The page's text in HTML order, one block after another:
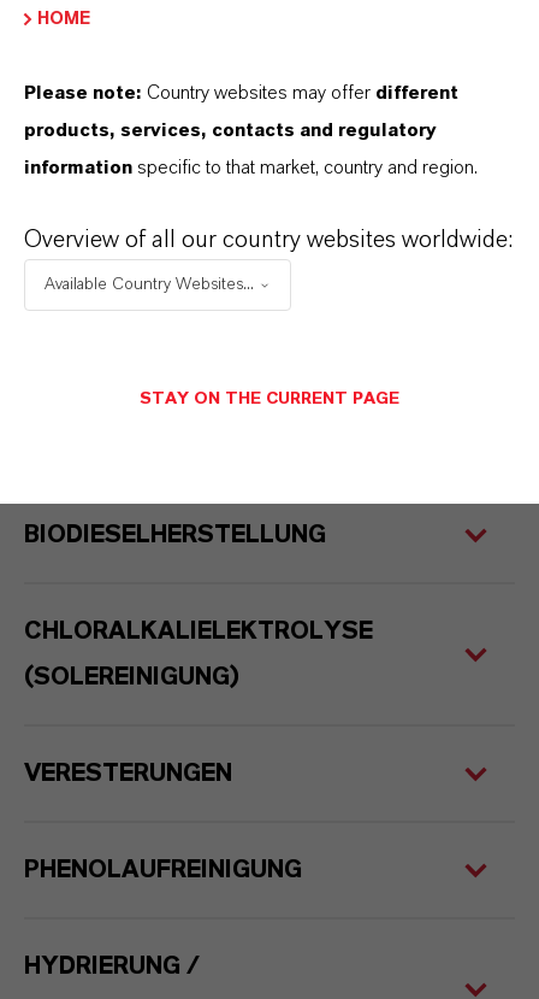
Kunden kontinuierlich neue, innovative
und entwickeln neue, maßgeschneiderte
Typen.
KONDENSATIONSREAKTIONEN
(BISPHENOL A)
VERETHERUNGEN (MTBE, ETBE,
BIODIESELHERSTELLUNG
CHLORALKALIELEKTROLYSE
(SOLEREINIGUNG)
VERESTERUNGEN
PHENOLAUFREINIGUNG
HYDRIERUNG /
HOME
Please note: Country websites may offer different
products, services, contacts and regulatory
information specific to that market, country and region.
Overview of all our country websites worldwide:
Available Country Websites...
STAY ON THE CURRENT PAGE